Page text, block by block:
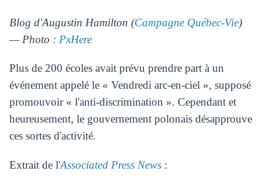
Blog d'Augustin Hamilton (Campagne Québec-Vie)
— Photo : PxHere
Plus de 200 écoles avait prévu prendre part à un
événement appelé le « Vendredi arc-en-ciel », supposé
promouvoir « l'anti-discrimination ». Cependant et
heureusement, le gouvernement polonais désapprouve
ces sortes d'activité.
Extrait de l'Associated Press News: